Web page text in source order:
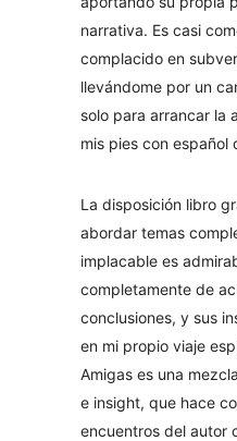
narrativa. Es casi
complacido en
llevándome por un
solo para arrancar la
mis pies con español
La disposición libro
abordar temas
implacable es
completamente de
conclusiones, y sus
en mi propio viaje
Amigas es una
e insight, que hace
encuentros del autor